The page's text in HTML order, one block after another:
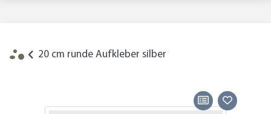
20 cm runde Aufkleber silber